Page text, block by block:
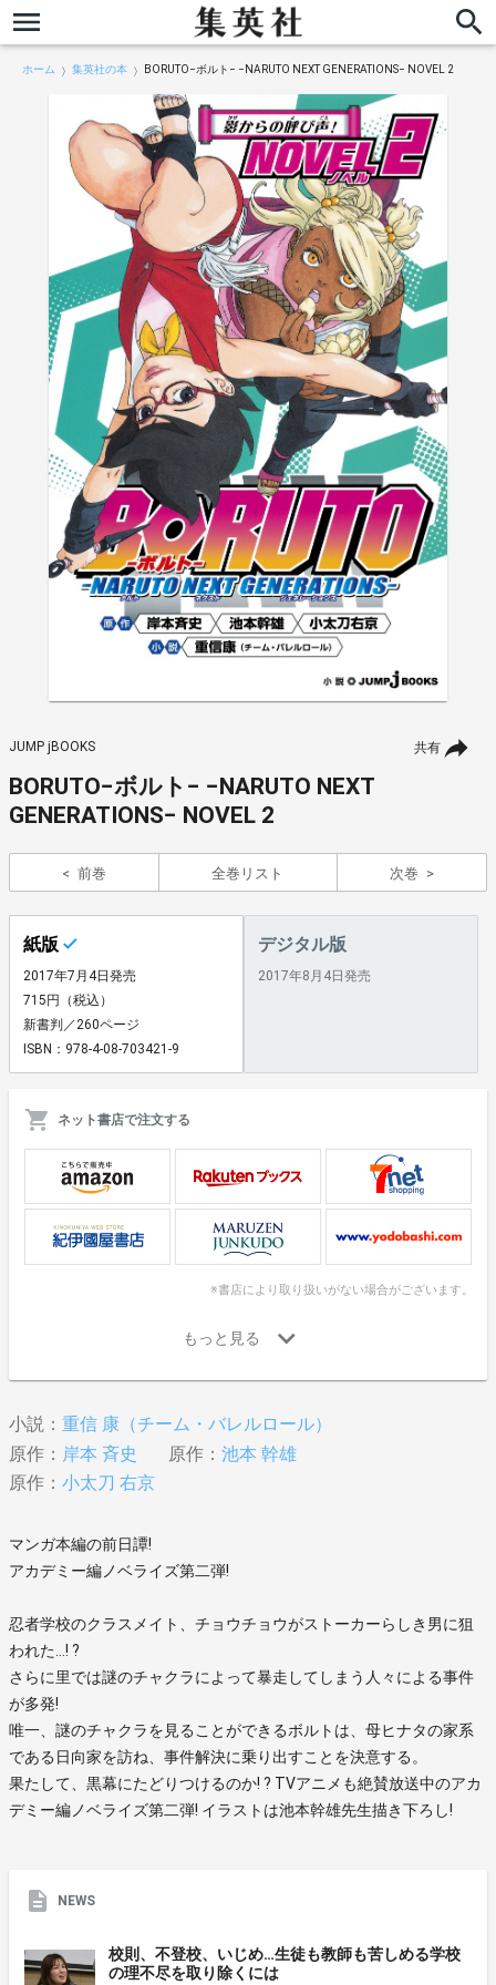
ホーム 集英社の本 BORUTO−ボルト− −NARUTO NEXT GENERATIONS− NOVEL 2
共有
JUMP jBOOKS
BORUTO−ボルト− −NARUTO NEXT
GENERATIONS− NOVEL 2
前巻 全巻リスト 次巻
紙版
2017年7月4日発売
715円（税込）
新書判／260ページ
ISBN：978-4-08-703421-9
デジタル版
2017年8月4日発売
ネット書店で注文する
※書店により取り扱いがない場合がございます。
小説： 重信 康（チーム・バレルロール）
原作： 岸本 斉史 原作： 池本 幹雄
原作： 小太刀 右京
マンガ本編の前日譚!
アカデミー編ノベライズ第二弾!
忍者学校のクラスメイト、チョウチョウがストーカーらしき男に狙
われた…! ?
さらに里では謎のチャクラによって暴走してしまう人々による事件
が多発!
唯一、謎のチャクラを見ることができるボルトは、母ヒナタの家系
である日向家を訪ね、事件解決に乗り出すことを決意する。
果たして、黒幕にたどりつけるのか! ? TVアニメも絶賛放送中のアカ
デミー編ノベライズ第二弾! イラストは池本幹雄先生描き下ろし!
NEWS
校則、不登校、いじめ…生徒も教師も苦しめる学校
の理不尽を取り除くには